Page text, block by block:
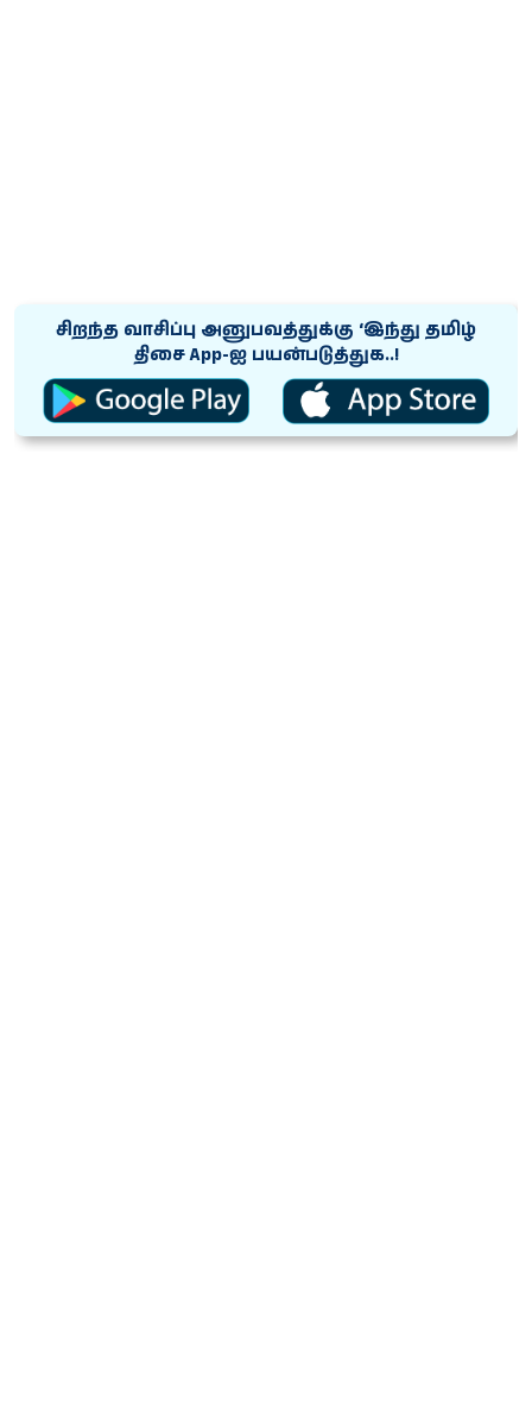
சிறந்த வாசிப்பு அனுபவத்துக்கு ‘இந்து தமிழ்
திசை App-ஐ பயன்படுத்துக..!